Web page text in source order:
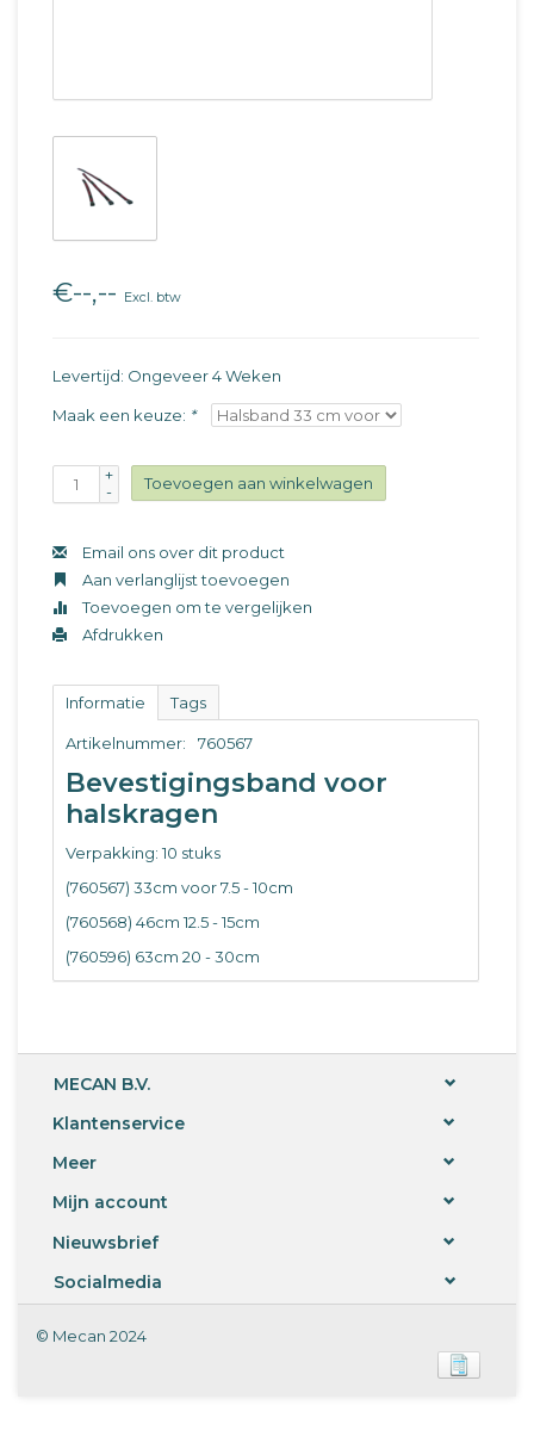
€--,-- Excl. btw
Levertijd: Ongeveer 4 Weken
Maak een keuze: *
+
-
Toevoegen aan winkelwagen
Email ons over dit product
Aan verlanglijst toevoegen
Toevoegen om te vergelijken
Afdrukken
Informatie Tags
Artikelnummer: 760567
Bevestigingsband voor
halskragen
Verpakking: 10 stuks
(760567) 33cm voor 7.5 - 10cm
(760568) 46cm 12.5 - 15cm
(760596) 63cm 20 - 30cm
MECAN B.V.
Klantenservice
Meer
Mijn account
Nieuwsbrief
Socialmedia